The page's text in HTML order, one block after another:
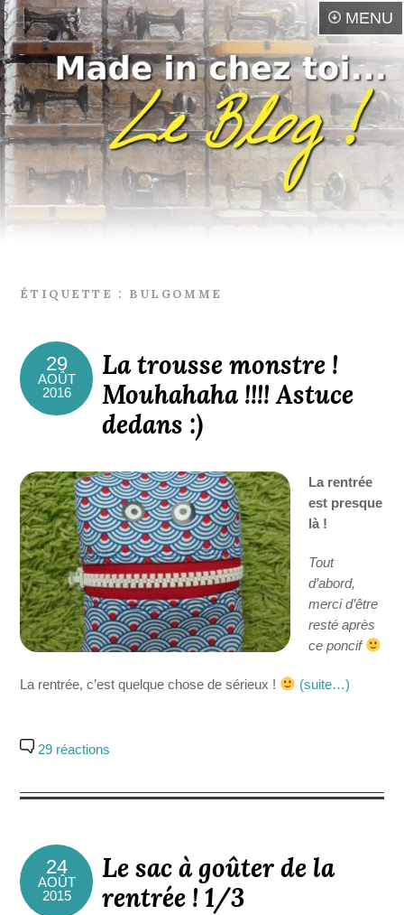
MENU
ÉTIQUETTE : BULGOMME
29
AOÛT
2016
La trousse monstre !
Mouhahaha !!!! Astuce
dedans :)
La rentrée
est presque
là !
Tout
d’abord,
merci d’être
resté après
ce poncif
La rentrée, c’est quelque chose de sérieux ! (suite…)
29 réactions
24
AOÛT
2015
Le sac à goûter de la
rentrée ! 1/3